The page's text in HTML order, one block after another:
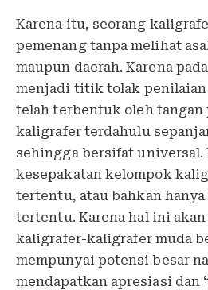
Karena itu, seorang
pemenang tanpa melihat
maupun daerah. Karena
menjadi titik tolak penilaian
telah terbentuk oleh tangan
kaligrafer terdahulu
sehingga bersifat universal.
kesepakatan kelompok
tertentu, atau bahkan
tertentu. Karena hal ini
kaligrafer-kaligrafer muda
mempunyai potensi besar
mendapatkan apresiasi dan